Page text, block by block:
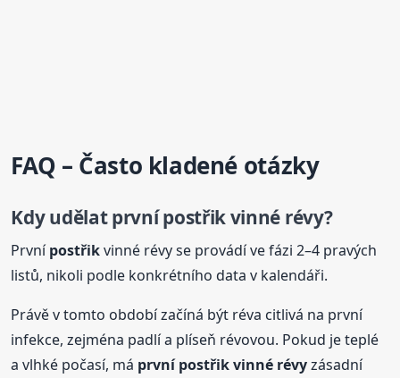
FAQ – Často kladené otázky
Kdy udělat prvnípostřikvinné révy?
Prvnípostřikvinné révy se provádí ve fázi 2–4 pravých
listů, nikoli podle konkrétního data v kalendáři.
Právě v tomto období začíná být réva citlivá na první
infekce, zejména padlí a plíseň révovou. Pokud je teplé
a vlhké počasí, má prvnípostřikvinné révyzásadní